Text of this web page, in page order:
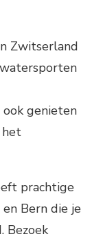
Zwitserland
ook genieten
het
prachtige
Bern die je
Bezoek